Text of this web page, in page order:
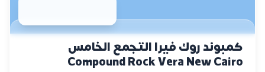
كمبوند روك فيرا التجمع الخامس
Compound Rock Vera New Cairo